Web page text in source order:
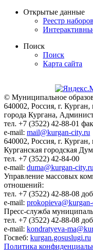
Открытые данные
Реестр
Поиск
Поиск
Карта сайта
© Муниципальное
640002, Россия, г.
города Кургана,
тел. +7 (3522) 42-88-01
e-mail: mail@kurgan-city.ru
640002, Россия, г.
Курганская городская
тел. +7 (3522) 42-84-00
e-mail: duma@kurgan-city.ru
Управление массовых
отношений:
тел. +7 (3522) 42-88-08
e-mail:
Пресс-служба
тел. +7 (3522) 42-88-08
e-mail: kondratyeva-
Госвеб: kurgan.gosuslugi.ru
Политика